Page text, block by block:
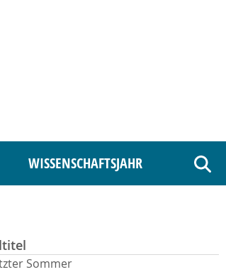
WISSENSCHAFTSJAHR
Sommer